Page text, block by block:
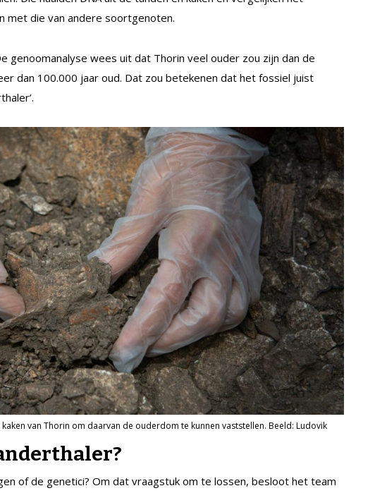
met die van andere soortgenoten.
genoomanalyse wees uit dat Thorin veel ouder zou zijn dan de
dan 100.000 jaar oud. Dat zou betekenen dat het fossiel juist
van Thorin om daarvan de ouderdom te kunnen vaststellen. Beeld: Ludovik
of de genetici? Om dat vraagstuk om te lossen, besloot het team